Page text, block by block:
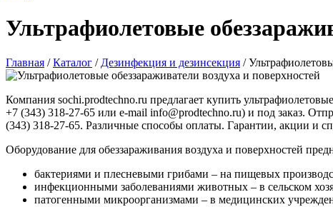
Ультрафиолетовые
Главная / Каталог / Дезинфекция и дезинсекция /
Компания sochi.prodtechno.ru предлагает купить
+7 (343) 318-27-65 или e-mail info@prodtechno.ru) и под заказ.
(343) 318-27-65. Различные способы оплаты. Гарантии, акции и
Оборудование для обеззараживания воздуха и поверхностей
бактериями и плесневыми грибами – на пищевых
инфекционными заболеваниями животных – в сельском
патогенными микроорганизмами – в медицинских